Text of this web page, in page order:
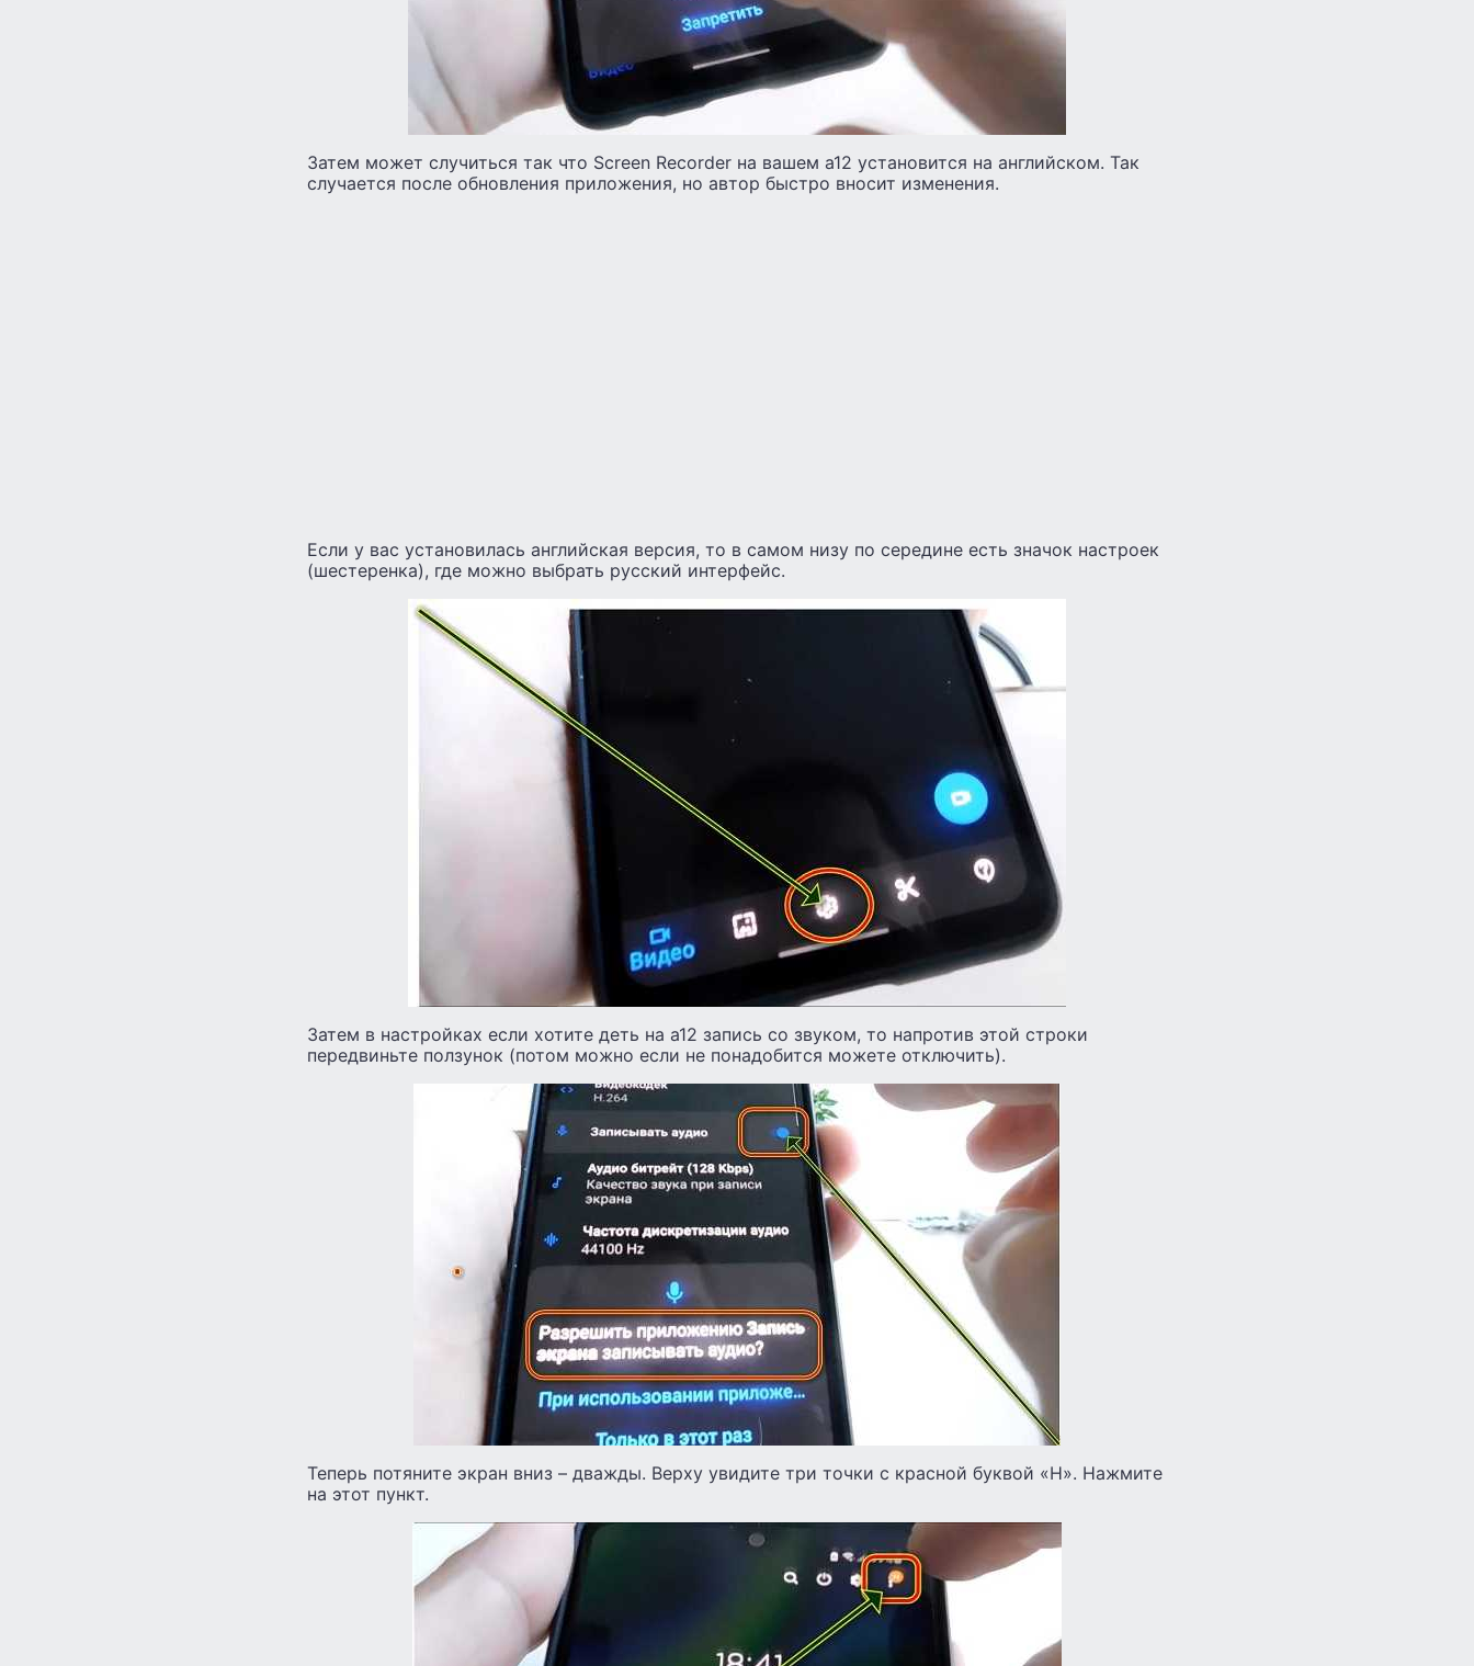
Затем может случиться так что Screen Recorder на вашем а12 установится на английском. Так
случается после обновления приложения, но автор быстро вносит изменения.
Если у вас установилась английская версия, то в самом низу по середине есть значок настроек
(шестеренка), где можно выбрать русский интерфейс.
Затем в настройках если хотите деть на а12 запись со звуком, то напротив этой строки
передвиньте ползунок (потом можно если не понадобится можете отключить).
Теперь потяните экран вниз – дважды. Верху увидите три точки с красной буквой «Н». Нажмите
на этот пункт.